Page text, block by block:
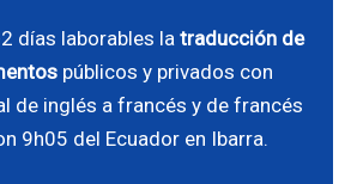
días laborables la traducción de
públicos y privados con
de inglés a francés y de francés
9h05 del Ecuador en Ibarra.